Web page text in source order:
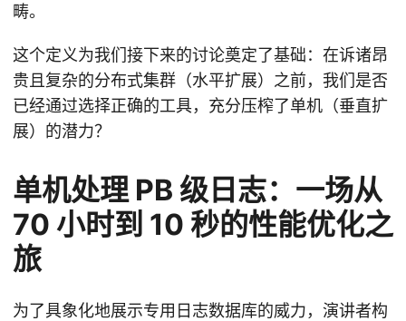
畴。
这个定义为我们接下来的讨论奠定了基础：在诉诸昂
贵且复杂的分布式集群（水平扩展）之前，我们是否
已经通过选择正确的工具，充分压榨了单机（垂直扩
展）的潜力？
单机处理 PB 级日志：一场从
70 小时到 10 秒的性能优化之
旅
为了具象化地展示专用日志数据库的威力，演讲者构